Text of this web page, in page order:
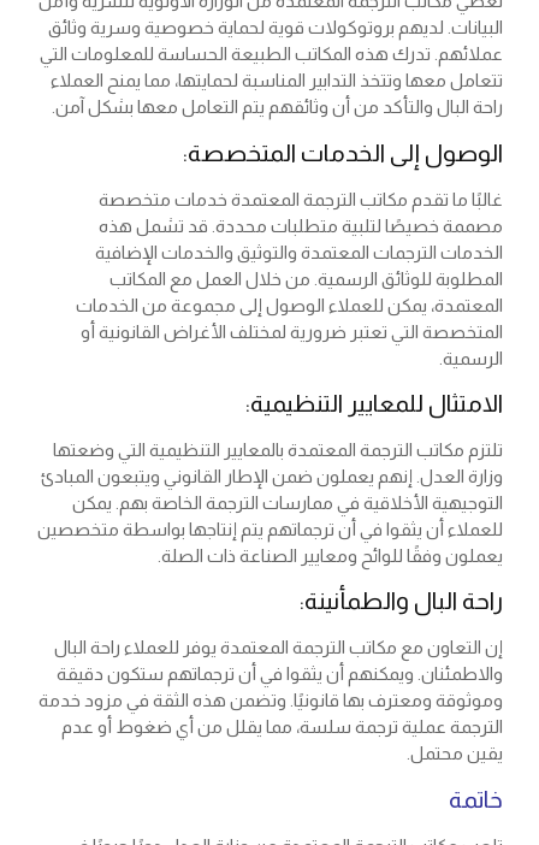
البيانات. لديهم بروتوكولات قوية لحماية خصوصية وسرية وثائق
عملائهم. تدرك هذه المكاتب الطبيعة الحساسة للمعلومات التي
تتعامل معها وتتخذ التدابير المناسبة لحمايتها، مما يمنح العملاء
راحة البال والتأكد من أن وثائقهم يتم التعامل معها بشكل آمن.
الوصول إلى الخدمات المتخصصة:
غالبًا ما تقدم مكاتب الترجمة المعتمدة خدمات متخصصة
مصممة خصيصًا لتلبية متطلبات محددة. قد تشمل هذه
الخدمات الترجمات المعتمدة والتوثيق والخدمات الإضافية
المطلوبة للوثائق الرسمية. من خلال العمل مع المكاتب
المعتمدة، يمكن للعملاء الوصول إلى مجموعة من الخدمات
المتخصصة التي تعتبر ضرورية لمختلف الأغراض القانونية أو
الرسمية.
الامتثال للمعايير التنظيمية:
تلتزم مكاتب الترجمة المعتمدة بالمعايير التنظيمية التي وضعتها
وزارة العدل. إنهم يعملون ضمن الإطار القانوني ويتبعون المبادئ
التوجيهية الأخلاقية في ممارسات الترجمة الخاصة بهم. يمكن
للعملاء أن يثقوا في أن ترجماتهم يتم إنتاجها بواسطة متخصصين
يعملون وفقًا للوائح ومعايير الصناعة ذات الصلة.
راحة البال والطمأنينة:
إن التعاون مع مكاتب الترجمة المعتمدة يوفر للعملاء راحة البال
والاطمئنان. ويمكنهم أن يثقوا في أن ترجماتهم ستكون دقيقة
وموثوقة ومعترف بها قانونيًا. وتضمن هذه الثقة في مزود خدمة
الترجمة عملية ترجمة سلسة، مما يقلل من أي ضغوط أو عدم
يقين محتمل.
خاتمة